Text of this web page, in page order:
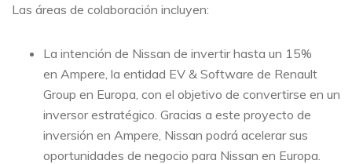
Las áreas de colaboración incluyen:
La intención de Nissan de invertir hasta un 15%
en Ampere, la entidad EV & Software de Renault
Group en Europa, con el objetivo de convertirse en un
inversor estratégico. Gracias a este proyecto de
inversión en Ampere, Nissan podrá acelerar sus
oportunidades de negocio para Nissan en Europa.